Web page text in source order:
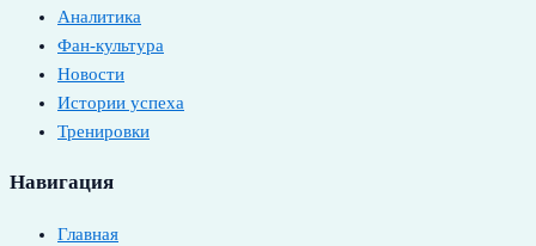
Аналитика
Фан-культура
Новости
Истории успеха
Тренировки
Навигация
Главная